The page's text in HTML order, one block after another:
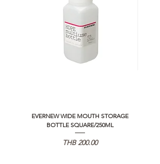
EVERNEW WIDE MOUTH STORAGE
BOTTLE SQUARE/250ML
Price
THB 200.00